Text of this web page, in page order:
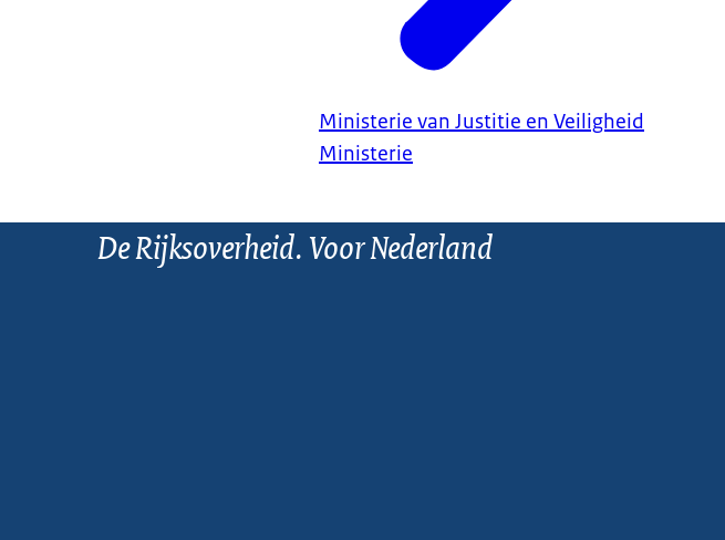
Ministerie van Justitie en Veiligheid
Ministerie
De Rijksoverheid. Voor Nederland